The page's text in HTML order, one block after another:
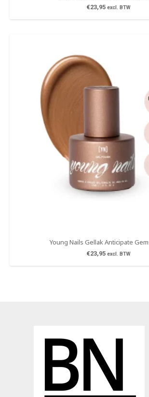
€23,95 excl. BTW
Young Nails Gellak Anticipate
€23,95 excl. BTW